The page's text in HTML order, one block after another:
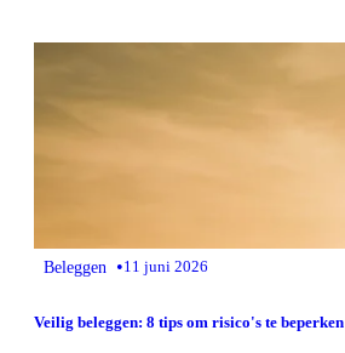
Beleggen •11 juni 2026
Veilig beleggen: 8 tips om risico's te beperken